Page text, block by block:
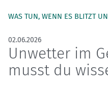
WAS TUN, WENN ES BLITZT
02.06.2026
Unwetter im
musst du